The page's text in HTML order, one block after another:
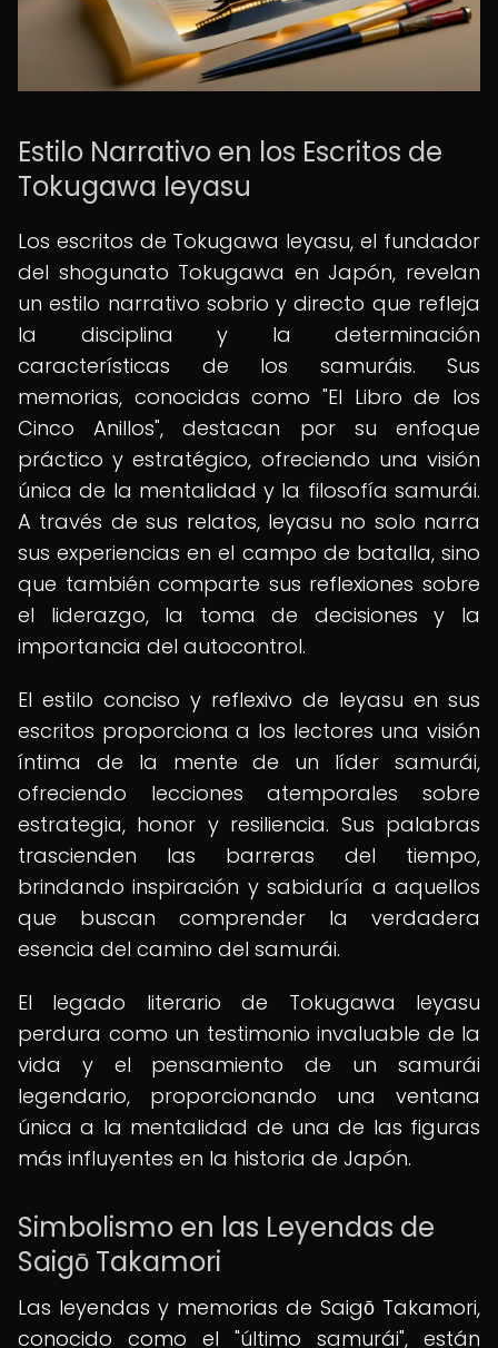
Estilo Narrativo en los Escritos de
Tokugawa Ieyasu
Los escritos de Tokugawa Ieyasu, el fundador
del shogunato Tokugawa en Japón, revelan
un estilo narrativo sobrio y directo que refleja
la disciplina y la determinación
características de los samuráis. Sus
memorias, conocidas como "El Libro de los
Cinco Anillos", destacan por su enfoque
práctico y estratégico, ofreciendo una visión
única de la mentalidad y la filosofía samurái.
A través de sus relatos, Ieyasu no solo narra
sus experiencias en el campo de batalla, sino
que también comparte sus reflexiones sobre
el liderazgo, la toma de decisiones y la
importancia del autocontrol.
El estilo conciso y reflexivo de Ieyasu en sus
escritos proporciona a los lectores una visión
íntima de la mente de un líder samurái,
ofreciendo lecciones atemporales sobre
estrategia, honor y resiliencia. Sus palabras
trascienden las barreras del tiempo,
brindando inspiración y sabiduría a aquellos
que buscan comprender la verdadera
esencia del camino del samurái.
El legado literario de Tokugawa Ieyasu
perdura como un testimonio invaluable de la
vida y el pensamiento de un samurái
legendario, proporcionando una ventana
única a la mentalidad de una de las figuras
más influyentes en la historia de Japón.
Simbolismo en las Leyendas de
Saigō Takamori
Las leyendas y memorias de Saigō Takamori,
conocido como el "último samurái", están